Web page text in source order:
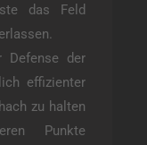
das Feld
Defense der
effizienter
zu halten
Punkte